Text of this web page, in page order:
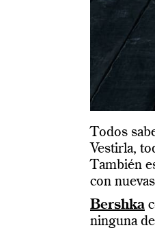
Todos
Vestirla,
También
con
Bershka
ninguna